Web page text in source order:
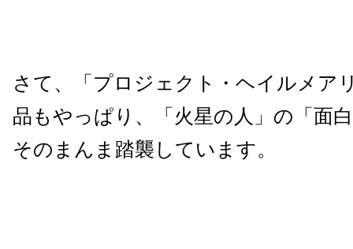
さて、「プロジェクト・ヘイルメア
品もやっぱり、「火星の人」の「面
そのまんま踏襲しています。